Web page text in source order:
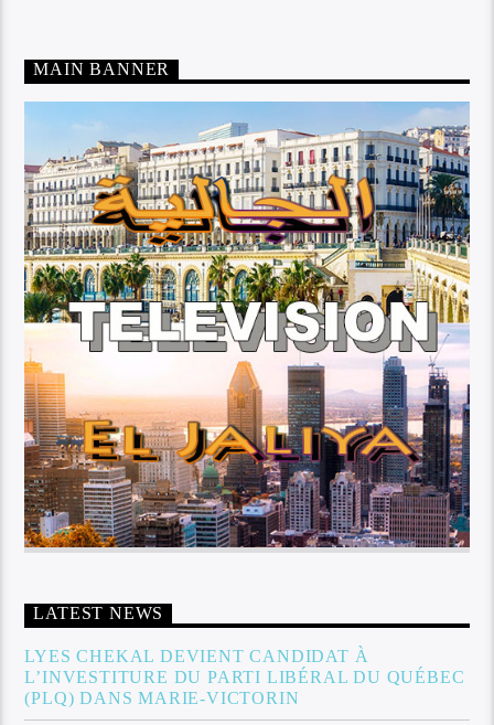
MAIN BANNER
LATEST NEWS
LYES CHEKAL DEVIENT CANDIDAT À
L’INVESTITURE DU PARTI LIBÉRAL DU QUÉBEC
(PLQ) DANS MARIE-VICTORIN